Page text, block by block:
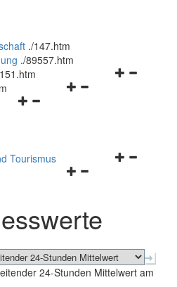
./147.htm
./89557.htm
Navigationsmenü
Navigationsmenü
Navigationsmenü
schließen
Tourismus
24-Stunden Mittelwert am